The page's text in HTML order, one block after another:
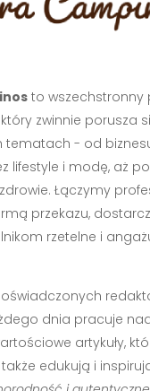
to wszechstronny
zwinnie porusza
tematach - od
lifestyle i modę, aż po
Łączymy
przekazu,
rzetelne i
dnia pracuje
artykuły,
edukują i